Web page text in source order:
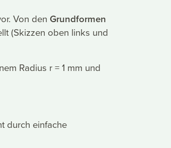
Von den Grundformen
(Skizzen oben links und
Radius r = 1 mm und
durch einfache